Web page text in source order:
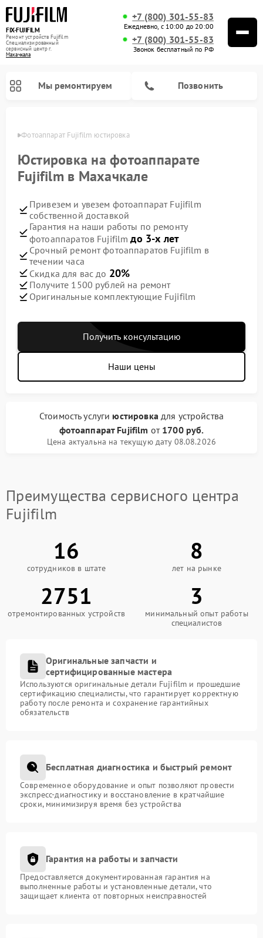
FIX-FUJIFILM
Ремонт устройств Fujifilm
Специализированный
cервисный центр г.
Махачкала
+7 (800) 301-55-83
Ежедневно, с 10:00 до 20:00
+7 (800) 301-55-83
Звонок бесплатный по РФ
Мы ремонтируем Позвонить
Фотоаппарат Fujifilm юстировка
Юстировка на фотоаппарате
Fujifilm в Махачкале
Привезем и увезем фотоаппарат Fujifilm
собственной доставкой
Гарантия на наши работы по ремонту
фотоаппаратов Fujifilmдо 3-х лет
Срочный ремонт фотоаппаратов Fujifilm в
течении часа
Скидка для вас до 20%
Получите 1500 рублей на ремонт
Оригинальные комплектующие Fujifilm
Получить консультацию
Наши цены
Стоимость услуги юстировка для устройства
фотоаппарат Fujifilm от 1700 руб.
Цена актуальна на текущую дату 08.08.2026
Преимущества сервисного центра
Fujifilm
16
сотрудников в штате
8
лет на рынке
2751
отремонтированных устройств
3
минимальный опыт работы
специалистов
Оригинальные запчасти и
сертифицированные мастера
Используются оригинальные детали Fujifilm и прошедшие
сертификацию специалисты, что гарантирует корректную
работу после ремонта и сохранение гарантийных
обязательств
Бесплатная диагностика и быстрый ремонт
Современное оборудование и опыт позволяют провести
экспресс-диагностику и восстановление в кратчайшие
сроки, минимизируя время без устройства
Гарантия на работы и запчасти
Предоставляется документированная гарантия на
выполненные работы и установленные детали, что
защищает клиента от повторных неисправностей